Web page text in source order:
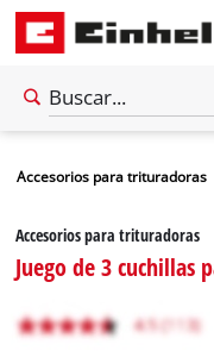
Accesorios para trituradoras
Accesorios para trituradoras
Juego de 3